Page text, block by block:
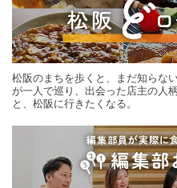
松阪のまちを歩くと、まだ知らな
が一人で巡り、出会った店主の人
と、松阪に行きたくなる。